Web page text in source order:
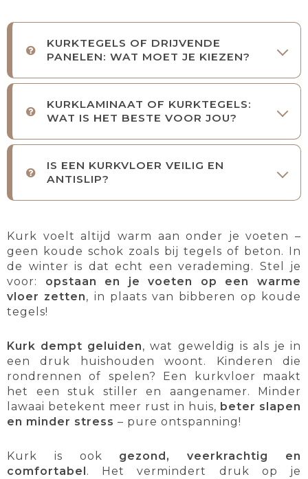
KURKTEGELS OF DRIJVENDE
PANELEN: WAT MOET JE KIEZEN?
KURKLAMINAAT OF KURKTEGELS:
WAT IS HET BESTE VOOR JOU?
IS EEN KURKVLOER VEILIG EN
ANTISLIP?
Kurk voelt altijd warm aan onder je voeten –
geen koude schok zoals bij tegels of beton. In
de winter is dat echt een verademing. Stel je
voor: opstaan en je voeten op een warme
vloer zetten, in plaats van bibberen op koude
tegels!
Kurk dempt geluiden, wat geweldig is als je in
een druk huishouden woont. Kinderen die
rondrennen of spelen? Een kurkvloer maakt
het een stuk stiller en aangenamer. Minder
lawaai betekent meer rust in huis, beter slapen
en minder stress – pure ontspanning!
Kurk is ook gezond, veerkrachtig en
comfortabel . Het vermindert druk op je